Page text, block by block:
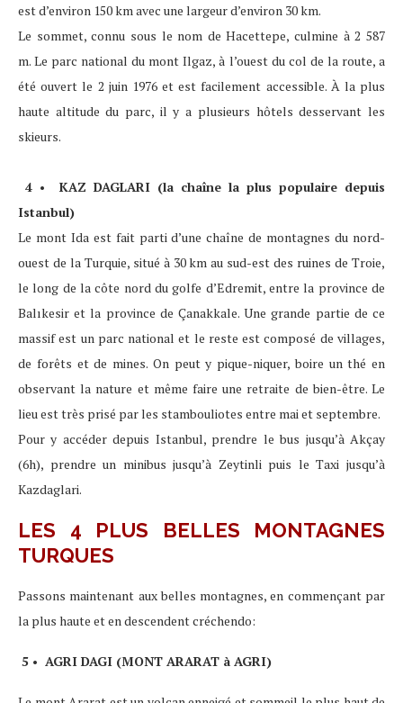
est d’environ 150 km avec une largeur d’environ 30 km.
Le sommet, connu sous le nom de Hacettepe, culmine à 2 587
m. Le parc national du mont Ilgaz, à l’ouest du col de la route, a
été ouvert le 2 juin 1976 et est facilement accessible. À la plus
haute altitude du parc, il y a plusieurs hôtels desservant les
skieurs.
4 • KAZ DAGLARI (la chaîne la plus populaire depuis
Istanbul)
Le mont Ida est fait parti d’une chaîne de montagnes du nord-
ouest de la Turquie, situé à 30 km au sud-est des ruines de Troie,
le long de la côte nord du golfe d’Edremit, entre la province de
Balıkesir et la province de Çanakkale. Une grande partie de ce
massif est un parc national et le reste est composé de villages,
de forêts et de mines. On peut y pique-niquer, boire un thé en
observant la nature et même faire une retraite de bien-être. Le
lieu est très prisé par les stambouliotes entre mai et septembre.
Pour y accéder depuis Istanbul, prendre le bus jusqu’à Akçay
(6h), prendre un minibus jusqu’à Zeytinli puis le Taxi jusqu’à
Kazdaglari.
LES 4 PLUS BELLES MONTAGNES
TURQUES
Passons maintenant aux belles montagnes, en commençant par
la plus haute et en descendent créchendo:
5 • AGRI DAGI (MONT ARARAT à AGRI)